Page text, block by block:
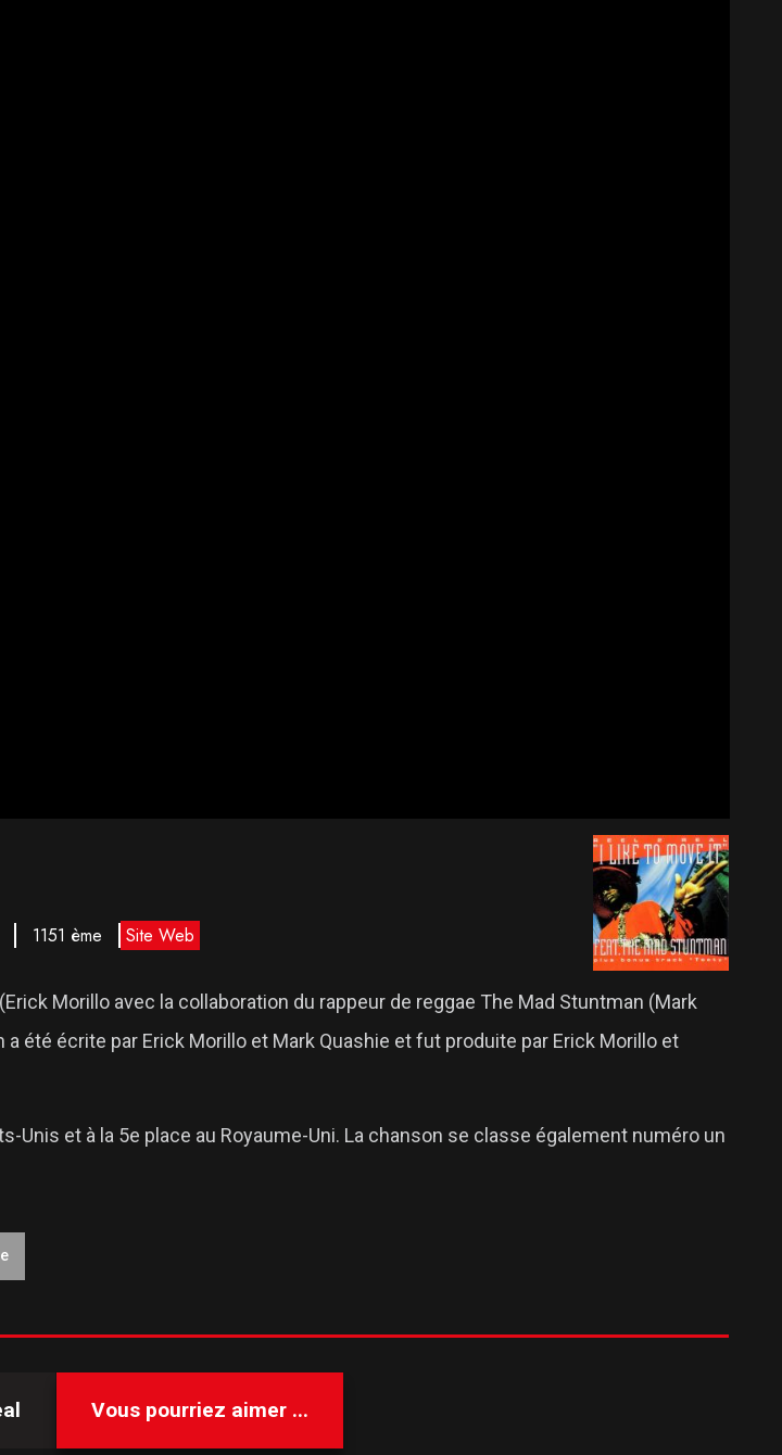
1151 ème Site Web
Morillo avec la collaboration du rappeur de reggae The Mad Stuntman (Mark
été écrite par Erick Morillo et Mark Quashie et fut produite par Erick Morillo et
Unis et à la 5e place au Royaume-Uni. La chanson se classe également numéro un
Vous pourriez aimer ...